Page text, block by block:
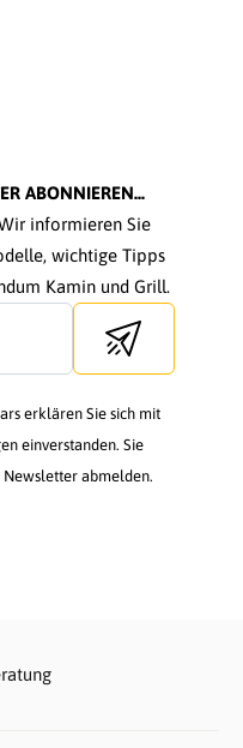
ABONNIEREN...
informieren Sie
wichtige Tipps
Kamin und Grill.
Send newsletter
erklären Sie sich mit
einverstanden. Sie
Newsletter abmelden.